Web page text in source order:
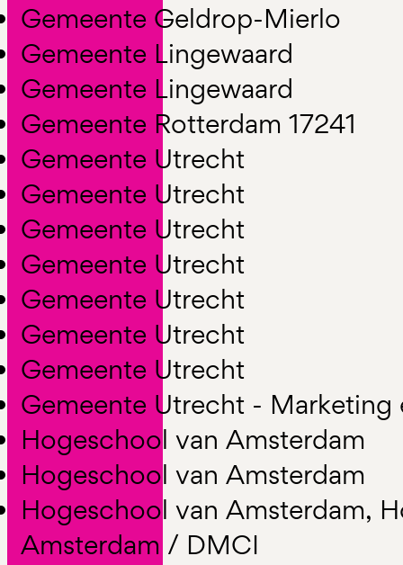
Gemeente Geldrop-Mierlo
Gemeente Lingewaard
Gemeente Lingewaard
Gemeente Rotterdam 17241
Gemeente Utrecht
Gemeente Utrecht
Gemeente Utrecht
Gemeente Utrecht
Gemeente Utrecht
Gemeente Utrecht
Gemeente Utrecht
Gemeente Utrecht -
Hogeschool van Amsterdam
Hogeschool van Amsterdam
Hogeschool van Amsterdam,
Amsterdam / DMCI